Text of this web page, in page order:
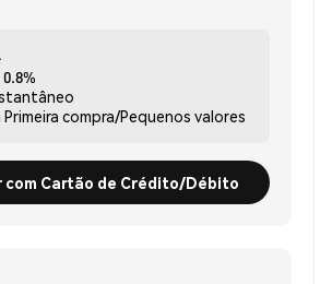
0.8%
Primeira compra/Pequenos valores
com Cartão de Crédito/Débito